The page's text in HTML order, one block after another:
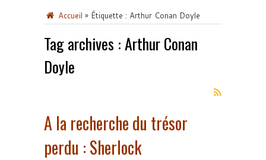
Accueil » Étiquette : Arthur Conan Doyle
Tag archives :Arthur Conan
Doyle
A la recherche du trésor
perdu : Sherlock